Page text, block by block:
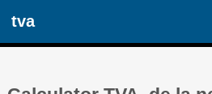
tva